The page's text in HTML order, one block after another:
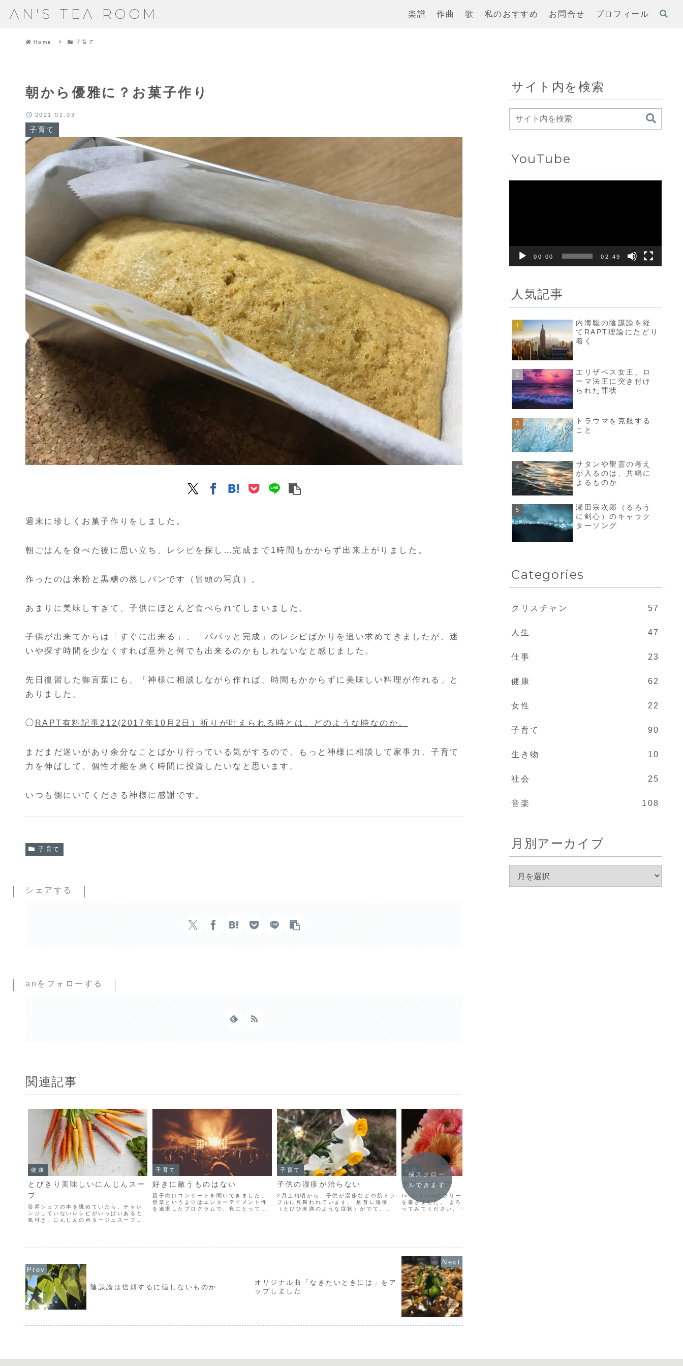
AN'S TEA ROOM 楽譜 作曲 歌 私のおすすめ お問合せ プロフィール
Home 子育て
朝から優雅に？お菓子作り
子育て
2021.02.03
週末に珍しくお菓子作りをしました。
朝ごはんを食べた後に思い立ち、レシピを探し…完成まで1時間もかからず出来上がりました。
作ったのは米粉と黒糖の蒸しパンです（冒頭の写真）。
あまりに美味しすぎて、子供にほとんど食べられてしまいました。
子供が出来てからは「すぐに出来る」、「パパッと完成」のレシピばかりを追い求めてきましたが、迷
いや探す時間を少なくすれば意外と何でも出来るのかもしれないなと感じました。
先日復習した御言葉にも、「神様に相談しながら作れば、時間もかからずに美味しい料理が作れる」と
ありました。
◯ RAPT有料記事212(2017年10月2日）祈りが叶えられる時とは、どのような時なのか。
まだまだ迷いがあり余分なことばかり行っている気がするので、もっと神様に相談して家事力、子育て
力を伸ばして、個性才能を磨く時間に投資したいなと思います。
いつも側にいてくださる神様に感謝です。
子育て
シェアする
anをフォローする
関連記事
健康
とびきり美味しいにんじんスー
プ
谷昇シェフの本を眺めていたら、チャレ
ンジしていないレシピがいっぱいあると
気付き、にんじんのポタージュスープを
シェフがいて、フランス...
子育て
好きに敵うものはない
親子向けコンサートを聞いてきました。
音楽というよりはエンターテイメント性
を追求したプログラムで、私にとっては
子育て
子供の湿疹が治らない
2月上旬頃から、子供が湿疹などの肌トラ
ブルに見舞われています。 足首に湿疹
（とびひ未満のような症状）がでて、な
女性
グリーフケア
Instagramにグリーフケアについての証
を書きました。 よろしければ、ご覧にな
ってみてください。 ◯Instagram
横スクロー
ルできます
陰謀論は信頼するに値しないものか
オリジナル曲「なきたいときには」をア
ップしました
サイト内を検索
YouTube
00:00 02:49
人気記事
内海聡の陰謀論を経
てRAPT理論にたどり
着く
エリザベス女王、ロ
ーマ法王に突き付け
られた罪状
トラウマを克服する
こと
サタンや聖霊の考え
が入るのは、共鳴に
よるものか
瀬田宗次郎（るろう
に剣心）のキャラク
ターソング
Categories
クリスチャン 57
人生 47
仕事 23
健康 62
女性 22
子育て 90
生き物 10
社会 25
音楽 108
月別アーカイブ